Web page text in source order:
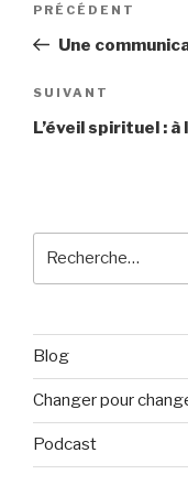
l’article
Article
précédent
PRÉCÉDENT
Une
Article
suivant
SUIVANT
L’éveil spirituel :
Blog
Changer pour
Podcast